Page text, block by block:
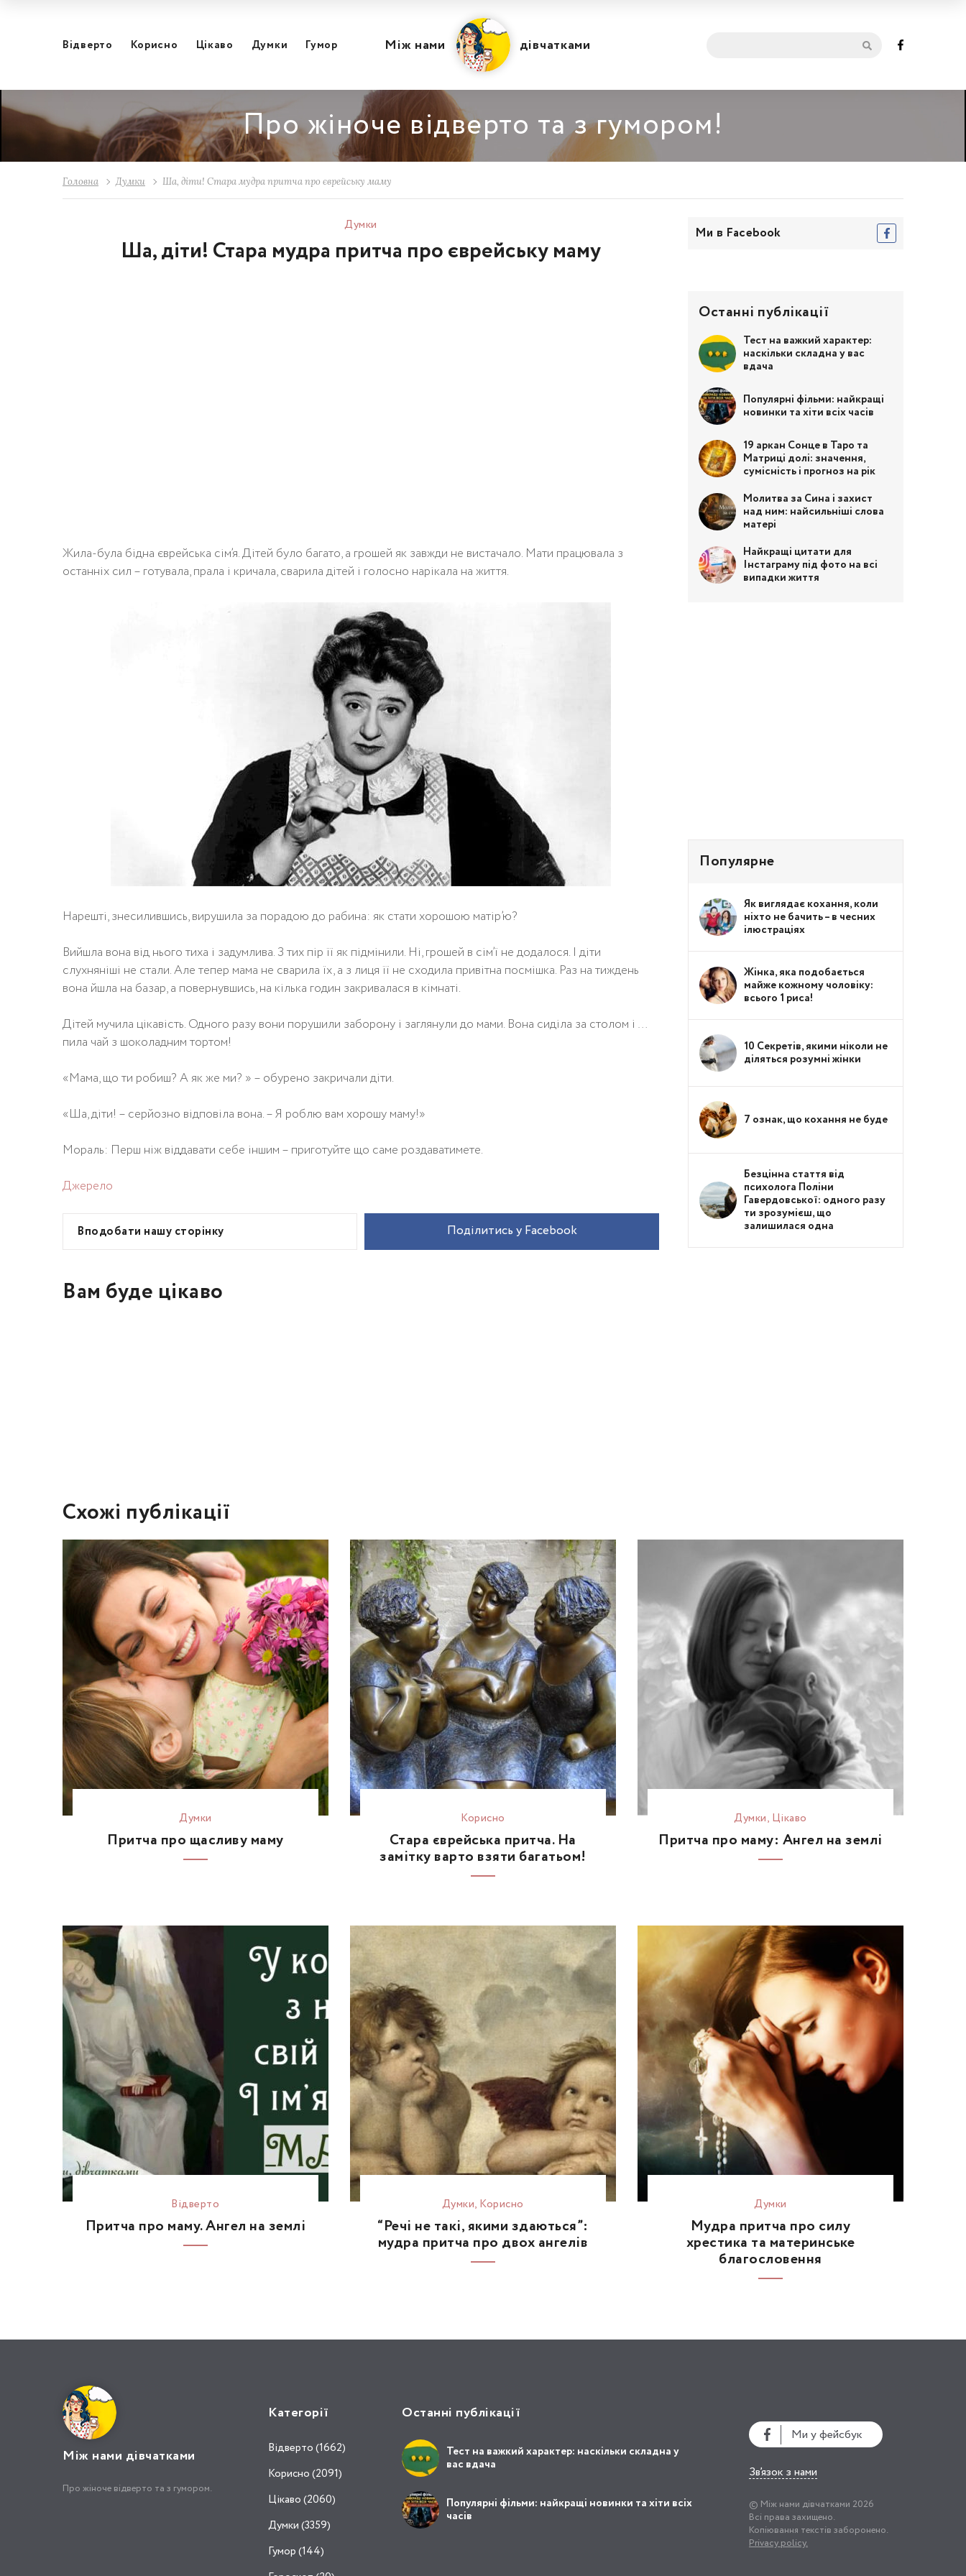
Відвертo Корисно Цікаво Думки Гумор Між нами дівчатками
Про жіноче відверто та з гумором!
Головна Думки Ша, діти! Стара мудра притча про єврейську маму
Думки
Ша, діти! Стара мудра притча про єврейську маму
Жила-була бідна єврейська сім’я. Дітей було багато, а грошей як завжди не вистачало. Мати працювала з
останніх сил – готувала, прала і кричала, сварила дітей і голосно нарікала на життя.
Нарешті, знесилившись, вирушила за порадою до рабина: як стати хорошою матір’ю?
Вийшла вона від нього тиха і задумлива. З тих пір її як підмінили. Ні, грошей в сім’ї не додалося. І діти
слухняніші не стали. Але тепер мама не сварила їх, а з лиця її не сходила привітна посмішка. Раз на тиждень
вона йшла на базар, а повернувшись, на кілька годин закривалася в кімнаті.
Дітей мучила цікавість. Одного разу вони порушили заборону і заглянули до мами. Вона сиділа за столом і …
пила чай з шоколадним тортом!
«Мама, що ти робиш? А як же ми? » – обурено закричали діти.
«Ша, діти! – серйозно відповіла вона. – Я роблю вам хорошу маму!»
Мораль: Перш ніж віддавати себе іншим – приготуйте що саме роздаватимете.
Джерело
Вподобати нашу сторінку Поділитись у Facebook
Вам буде цікаво
Ми в Facebook
Останні публікації
Тест на важкий характер:
наскільки складна у вас
вдача
Популярні фільми: найкращі
новинки та хіти всіх часів
19 аркан Сонце в Таро та
Матриці долі: значення,
сумісність і прогноз на рік
Молитва за Сина і захист
над ним: найсильніші слова
матері
Найкращі цитати для
Інстаграму під фото на всі
випадки життя
Популярне
Як виглядає кохання, коли
ніхто не бачить – в чесних
ілюстраціях
Жінка, яка подобається
майже кожному чоловіку:
всього 1 риса!
10 Секретів, якими ніколи не
діляться розумні жінки
7 ознак, що кохання не буде
Безцінна стаття від
психолога Поліни
Гавердовської: одного разу
ти зрозумієш, що
залишилася одна
Схожі публікації
Думки
Притча про щасливу маму
Корисно
Стара єврейська притча. На
замітку варто взяти багатьом!
Думки, Цікаво
Притча про маму: Ангел на землі
Відвертo
Притча про маму. Ангел на землі
Думки, Корисно
“Речі не такі, якими здаються”:
мудра притча про двох ангелів
Думки
Мудра притча про силу
хрестика та материнське
благословення
Між нами дівчатками
Про жіноче відверто та з гумором.
Категорії
Відвертo (1662)
Корисно (2091)
Цікаво (2060)
Думки (3359)
Гумор (144)
Останні публікації
Тест на важкий характер: наскільки складна у
вас вдача
Популярні фільми: найкращі новинки та хіти всіх
часів
Ми у фейсбук
Зв’язок з нами
© Між нами дівчатками 2026
Всі права захищено.
Копіювання текстів заборонено.
Privacy policy.